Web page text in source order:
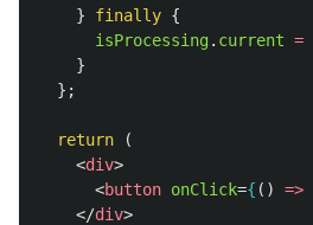
}
finally {
isProcessing. current =
}
};
return
(
<div>
<button onClick={ () =>
</div>